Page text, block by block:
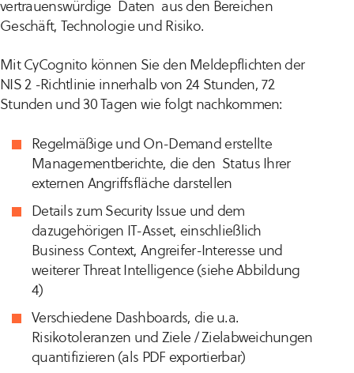
vertrauenswürdige Daten aus den Bereichen
Geschäft, Technologie und Risiko.
Mit CyCognito können Sie den Meldepflichten der
NIS 2 -Richtlinie innerhalb von 24 Stunden, 72
Stunden und 30 Tagen wie folgt nachkommen:
Regelmäßige und On-Demand erstellte
Managementberichte, die den Status Ihrer
externen Angriffsfläche darstellen
Details zum Security Issue und dem
dazugehörigen IT-Asset, einschließlich
Business Context, Angreifer-Interesse und
weiterer Threat Intelligence (siehe Abbildung
4)
Verschiedene Dashboards, die u.a.
Risikotoleranzen und Ziele / Zielabweichungen
quantifizieren (als PDF exportierbar)